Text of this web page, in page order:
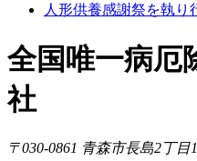
人形供養感謝祭を執り
全国唯一病厄
社
〒030-0861 青森市長島2丁目